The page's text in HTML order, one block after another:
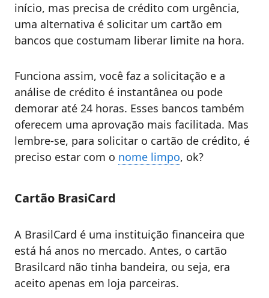
início, mas precisa de crédito com urgência,
uma alternativa é solicitar um cartão em
bancos que costumam liberar limite na hora.
Funciona assim, você faz a solicitação e a
análise de crédito é instantânea ou pode
demorar até 24 horas. Esses bancos também
oferecem uma aprovação mais facilitada. Mas
lembre-se, para solicitar o cartão de crédito, é
preciso estar com o nome limpo, ok?
Cartão BrasiCard
A BrasilCard é uma instituição financeira que
está há anos no mercado. Antes, o cartão
Brasilcard não tinha bandeira, ou seja, era
aceito apenas em loja parceiras.